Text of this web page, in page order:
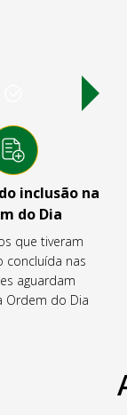
inclusão na
do Dia
que tiveram
concluída nas
aguardam
Ordem do Dia